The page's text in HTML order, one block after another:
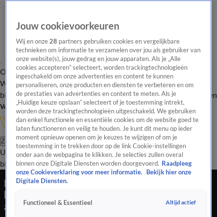
Overzicht Onze programma's Uitzendingen Onze gezichten
In de
WandelgangenInterviewsUitzending
bijwonenPodcastShopVeelgestelde vragenKijkersvraag insturen
Volg Vandaag Inside
Zoeken
UitzendingenVandaag InsideDe OranjezomerShopUitzending
bijwonen
René van der Gijp moet lachen om poging van
hoogspringer: 'Wél een ontzettend goede
aanloop!'
Jouw cookievoorkeuren
Wij en onze28 partners gebruiken cookies en vergelijkbare
technieken om informatie te verzamelen over jou als gebruiker van
onze website(s), jouw gedrag en jouw apparaten. Als je „Alle
cookies accepteren” selecteert, worden trackingtechnologieën
ingeschakeld om onze advertenties en content te kunnen
personaliseren, onze producten en diensten te verbeteren en om
de prestaties van advertenties en content te meten. Als je
„Huidige keuze opslaan” selecteert of je toestemming intrekt,
worden deze trackingtechnologieën uitgeschakeld. We gebruiken
dan enkel functionele en essentiële cookies om de website goed te
laten functioneren en veilig te houden. Je kunt dit menu op ieder
moment opnieuw openen om je keuzes te wijzigen of om je
toestemming in te trekken door op de link Cookie-instellingen
onder aan de webpagina te klikken. Je selecties zullen overal
binnen onze Digitale Diensten worden doorgevoerd. Raadpleeg
onze Cookieverklaring voor meer informatie.
Bekijk hier onze
Digitale Diensten.
Functioneel & Essentieel Altijd actief